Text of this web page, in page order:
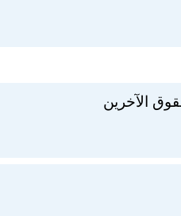
الآخرين